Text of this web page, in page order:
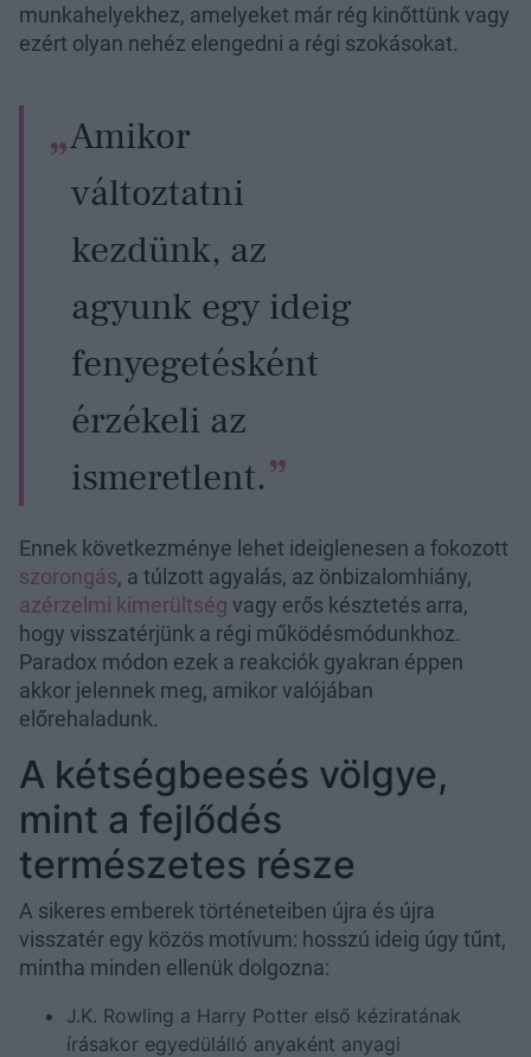
munkahelyekhez, amelyeket már rég kinőttünk vagy
ezért olyan nehéz elengedni a régi szokásokat.
Amikor
változtatni
kezdünk, az
agyunk egy ideig
fenyegetésként
érzékeli az
ismeretlent.
Ennek következménye lehet ideiglenesen a fokozott
szorongás, a túlzott agyalás, az önbizalomhiány,
azérzelmi kimerültség vagy erős késztetés arra,
hogy visszatérjünk a régi működésmódunkhoz.
Paradox módon ezek a reakciók gyakran éppen
akkor jelennek meg, amikor valójában
előrehaladunk.
A kétségbeesés völgye,
mint a fejlődés
természetes része
A sikeres emberek történeteiben újra és újra
visszatér egy közös motívum: hosszú ideig úgy tűnt,
mintha minden ellenük dolgozna:
J.K. Rowling a Harry Potter első kéziratának
írásakor egyedülálló anyaként anyagi